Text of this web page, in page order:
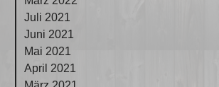
Juli 2021
Juni 2021
Mai 2021
April 2021